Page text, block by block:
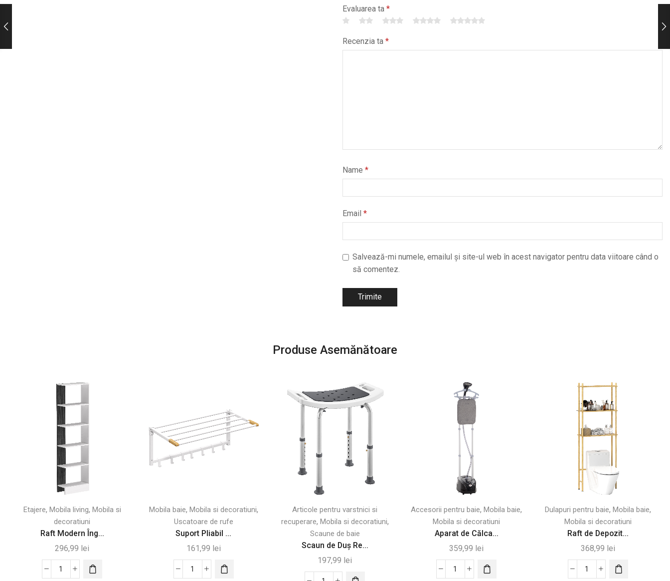
Evaluarea ta *
Recenzia ta *
Name *
Email *
Salvează-mi numele, emailul și site-ul web în acest navigator pentru data viitoare când o
să comentez.
Produse Asemănătoare
Etajere, Mobila living, Mobila si
decoratiuni
Raft Modern Îng...
296,99 lei
Cantitate
Mobila baie, Mobila si decoratiuni,
Uscatoare de rufe
Suport Pliabil ...
161,99 lei
Cantitate
Articole pentru varstnici si
recuperare, Mobila si decoratiuni,
Scaune de baie
Scaun de Duș Re...
197,99 lei
Accesorii pentru baie,Mobila baie,
Mobila si decoratiuni
Aparat de Călca...
359,99 lei
Cantitate
Dulapuri pentru baie, Mobila baie,
Mobila si decoratiuni
Raft de Depozit...
368,99 lei
Cantitate